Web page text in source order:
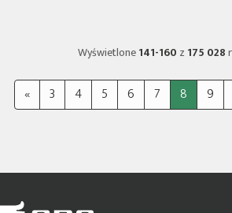
Wyświetlone141-160 z 175 028
« 3 4 5 6 7 8 9